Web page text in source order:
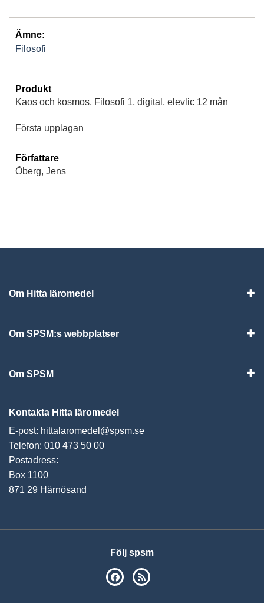
Ämne:
Filosofi
Produkt
Kaos och kosmos, Filosofi 1, digital, elevlic 12 mån
Första upplagan
Författare
Öberg, Jens
Om Hitta läromedel
Om SPSM:s webbplatser
Om SPSM
Kontakta Hitta läromedel
E-post: hittalaromedel@spsm.se
Telefon: 010 473 50 00
Postadress:
Box 1100
871 29 Härnösand
Följ spsm
SPSM på Facebook